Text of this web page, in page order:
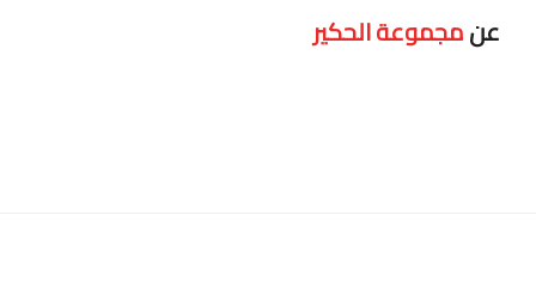
عنمجموعة الحكير